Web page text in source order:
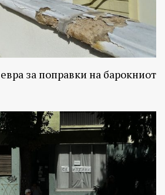
за поправки на барокниот